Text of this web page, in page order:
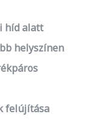
híd alatt
helyszínen
felújítása